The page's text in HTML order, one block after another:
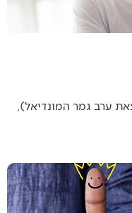
ערב גמר המונדיאל),